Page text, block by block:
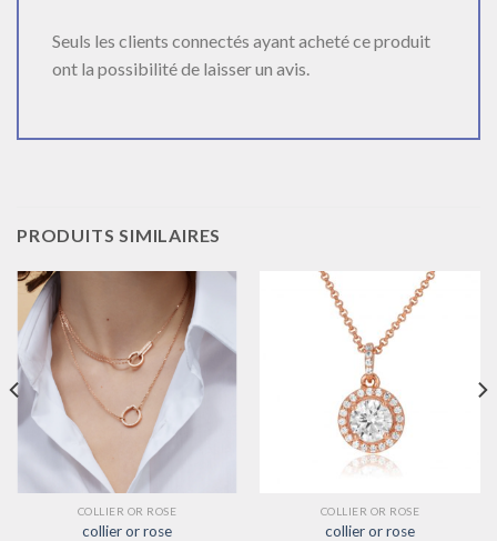
Seuls les clients connectés ayant acheté ce produit
ont la possibilité de laisser un avis.
PRODUITS SIMILAIRES
COLLIER OR ROSE
collier or rose
COLLIER OR ROSE
collier or rose